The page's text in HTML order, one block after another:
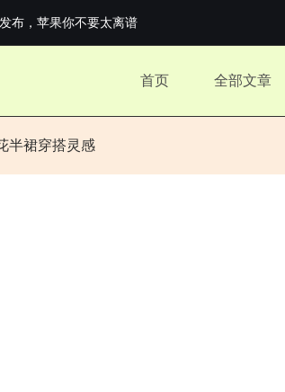
收官：全满贯对上全满亚，德约...
》正式上线，官...
收官：全满贯对上全满亚，德约...
首页 全部文章
半裙穿搭灵感